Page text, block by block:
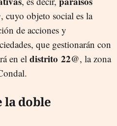
, cuyo objeto social es la
de acciones y
que gestionarán con
en el distrito 22@, la zona
la doble